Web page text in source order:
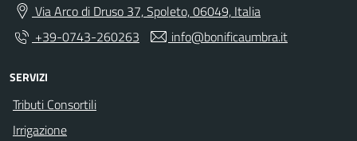
Via Arco di Druso 37, Spoleto, 06049, Italia
+39-0743-260263
info@bonificaumbra.it
SERVIZI
Tributi Consortili
Irrigazione